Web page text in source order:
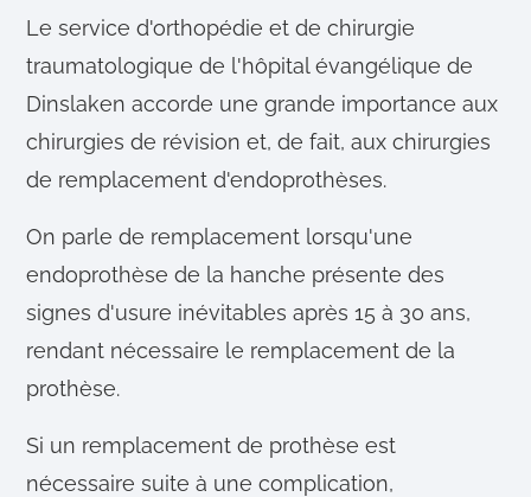
Le service d'orthopédie et de chirurgie
traumatologique de l'hôpital évangélique de
Dinslaken accorde une grande importance aux
chirurgies de révision et, de fait, aux chirurgies
de remplacement d'endoprothèses.
On parle de remplacement lorsqu'une
endoprothèse de la hanche présente des
signes d'usure inévitables après 15 à 30 ans,
rendant nécessaire le remplacement de la
prothèse.
Si un remplacement de prothèse est
nécessaire suite à une complication,